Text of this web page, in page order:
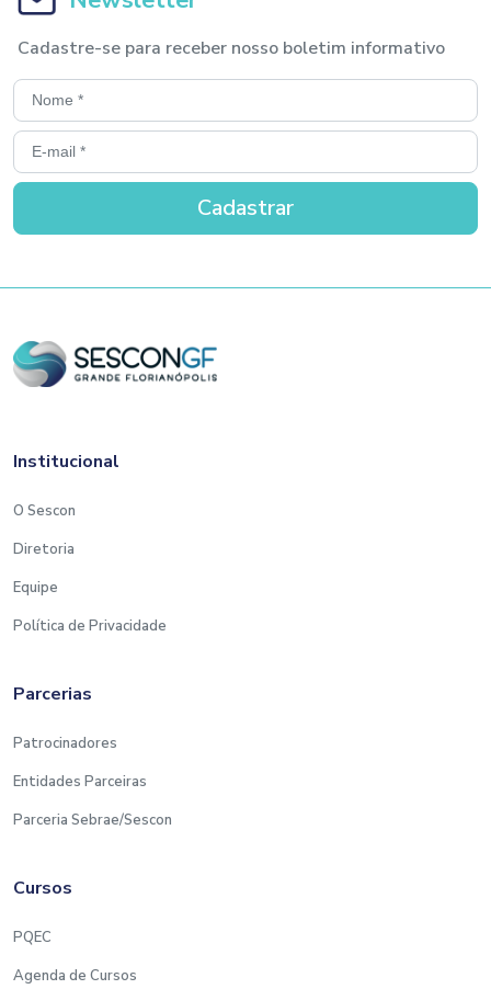
Cadastre-se para receber nosso boletim informativo
Institucional
O Sescon
Diretoria
Equipe
Política de Privacidade
Parcerias
Patrocinadores
Entidades Parceiras
Parceria Sebrae/Sescon
Cursos
PQEC
Agenda de Cursos